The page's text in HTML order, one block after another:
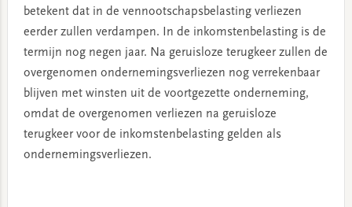
betekent dat in de vennootschapsbelasting verliezen
eerder zullen verdampen. In de inkomstenbelasting is de
termijn nog negen jaar. Na geruisloze terugkeer zullen de
overgenomen ondernemingsverliezen nog verrekenbaar
blijven met winsten uit de voortgezette onderneming,
omdat de overgenomen verliezen na geruisloze
terugkeer voor de inkomstenbelasting gelden als
ondernemingsverliezen.